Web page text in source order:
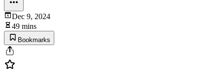
Dec 9, 2024
49 mins
Bookmarks